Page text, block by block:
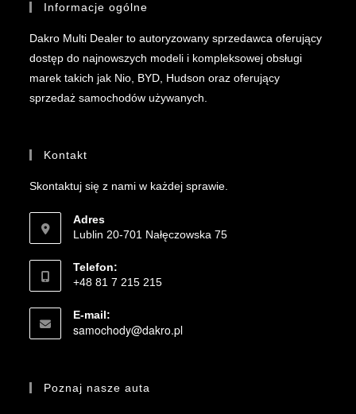
Informacje ogólne
Dakro Multi Dealer to autoryzowany sprzedawca oferujący
dostęp do najnowszych modeli i kompleksowej obsługi
marek takich jak Nio, BYD, Hudson oraz oferujący
sprzedaż samochodów używanych.
Kontakt
Skontaktuj się z nami w każdej sprawie.
Adres
Lublin 20-701 Nałęczowska 75
Telefon:
+48 81 7 215 215
E-mail:
samochody@dakro.pl
Poznaj nasze auta